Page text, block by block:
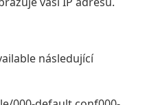
následující